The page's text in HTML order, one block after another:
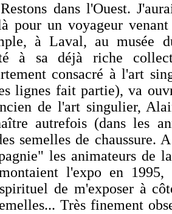
Restons dans l'Ouest.
pour un voyageur
à Laval, au musée
à sa déjà riche
consacré à l'art
lignes fait partie), va
de l'art singulier,
autrefois (dans les
semelles de
les animateurs de
l'expo en 1995,
de m'exposer à
Très finement